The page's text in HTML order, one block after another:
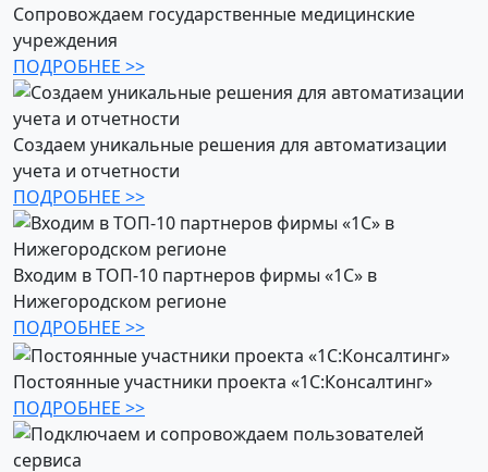
Сопровождаем государственные медицинские
учреждения
ПОДРОБНЕЕ >>
Создаем уникальные решения для автоматизации
учета и отчетности
ПОДРОБНЕЕ >>
Входим в ТОП-10 партнеров фирмы «1С» в
Нижегородском регионе
ПОДРОБНЕЕ >>
Постоянные участники проекта «1С:Консалтинг»
ПОДРОБНЕЕ >>